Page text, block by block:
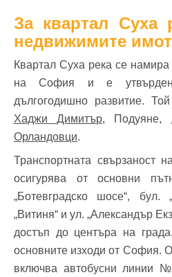
За квартал Суха
недвижимите
Квартал Суха река се намира
на София и е
дългогодишно развитие.
Хаджи Димитър, Подуяне,
Орландовци.
Транспортната свързаност
осигурява от основни
„Ботевградско шосе“, бул.
„Витиня“ и ул. „Александър
достъп до центъра на
основните изходи от София.
включва автобусни линии